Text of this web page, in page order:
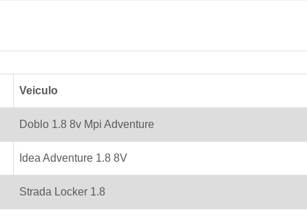
Veiculo
Doblo 1.8 8v Mpi Adventure
Idea Adventure 1.8 8V
Strada Locker 1.8